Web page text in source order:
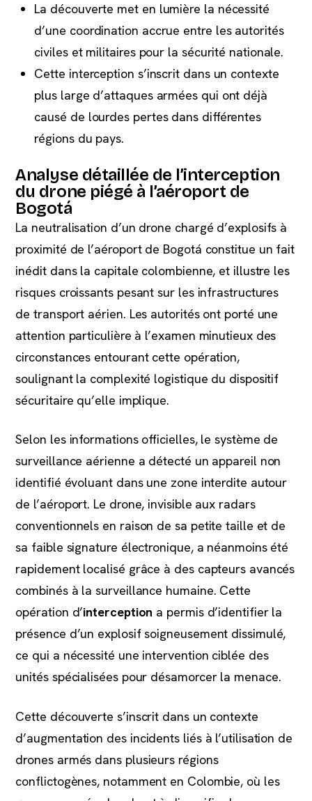
La découverte met en lumière la nécessité
d’une coordination accrue entre les autorités
civiles et militaires pour la sécurité nationale.
Cette interception s’inscrit dans un contexte
plus large d’attaques armées qui ont déjà
causé de lourdes pertes dans différentes
régions du pays.
Analyse détaillée de l’interception
du drone piégé à l’aéroport de
Bogotá
La neutralisation d’un drone chargé d’explosifs à
proximité de l’aéroport de Bogotá constitue un fait
inédit dans la capitale colombienne, et illustre les
risques croissants pesant sur les infrastructures
de transport aérien. Les autorités ont porté une
attention particulière à l’examen minutieux des
circonstances entourant cette opération,
soulignant la complexité logistique du dispositif
sécuritaire qu’elle implique.
Selon les informations officielles, le système de
surveillance aérienne a détecté un appareil non
identifié évoluant dans une zone interdite autour
de l’aéroport. Le drone, invisible aux radars
conventionnels en raison de sa petite taille et de
sa faible signature électronique, a néanmoins été
rapidement localisé grâce à des capteurs avancés
combinés à la surveillance humaine. Cette
opération d’interception a permis d’identifier la
présence d’un explosif soigneusement dissimulé,
ce qui a nécessité une intervention ciblée des
unités spécialisées pour désamorcer la menace.
Cette découverte s’inscrit dans un contexte
d’augmentation des incidents liés à l’utilisation de
drones armés dans plusieurs régions
conflictogènes, notamment en Colombie, où les